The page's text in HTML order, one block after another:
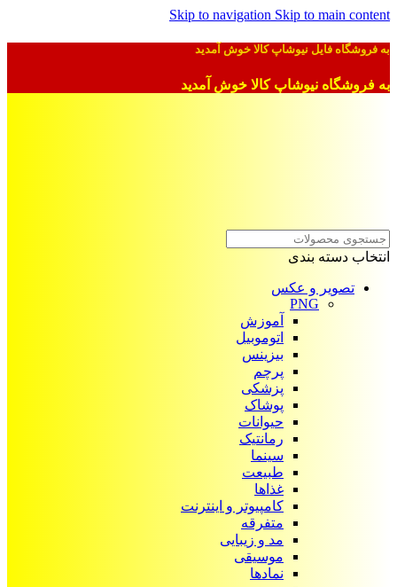
Skip to navigation Skip to main content
به فروشگاه فایل نیوشاپ کالا خوش آمدید
به فروشگاه نیوشاپ کالا خوش آمدید
انتخاب دسته بندی
تصویر و عکس
PNG
آموزش
اتوموبیل
بیزینس
پرچم
پزشکی
پوشاک
حیوانات
رمانتیک
سینما
طبیعت
غذاها
کامپیوتر و اینترنت
متفرقه
مد و زیبایی
موسیقی
نمادها